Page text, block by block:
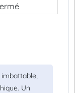
Un